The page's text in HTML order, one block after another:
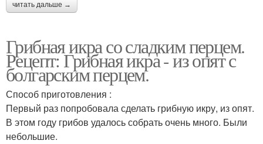
читать дальше →
Грибная икра со сладким перцем.
Рецепт: Грибная икра - из опят с
болгарским перцем.
Способ приготовления :
Первый раз попробовала сделать грибную икру, из опят.
В этом году грибов удалось собрать очень много. Были
небольшие.